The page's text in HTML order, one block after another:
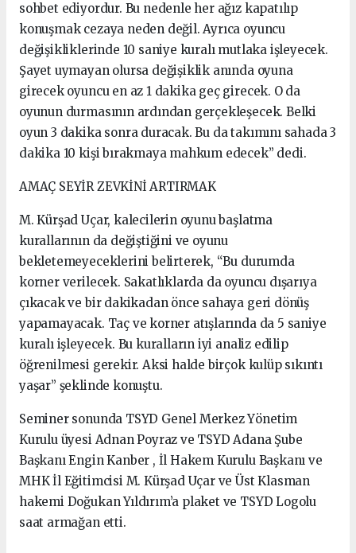
sohbet ediyordur. Bu nedenle her ağız kapatılıp
konuşmak cezaya neden değil. Ayrıca oyuncu
değişikliklerinde 10 saniye kuralı mutlaka işleyecek.
Şayet uymayan olursa değişiklik anında oyuna
girecek oyuncu en az 1 dakika geç girecek. O da
oyunun durmasının ardından gerçekleşecek. Belki
oyun 3 dakika sonra duracak. Bu da takımını sahada 3
dakika 10 kişi bırakmaya mahkum edecek” dedi.
AMAÇ SEYİR ZEVKİNİ ARTIRMAK
M. Kürşad Uçar, kalecilerin oyunu başlatma
kurallarının da değiştiğini ve oyunu
bekletemeyeceklerini belirterek, “Bu durumda
korner verilecek. Sakatlıklarda da oyuncu dışarıya
çıkacak ve bir dakikadan önce sahaya geri dönüş
yapamayacak. Taç ve korner atışlarında da 5 saniye
kuralı işleyecek. Bu kuralların iyi analiz edilip
öğrenilmesi gerekir. Aksi halde birçok kulüp sıkıntı
yaşar” şeklinde konuştu.
Seminer sonunda TSYD Genel Merkez Yönetim
Kurulu üyesi Adnan Poyraz ve TSYD Adana Şube
Başkanı Engin Kanber , İl Hakem Kurulu Başkanı ve
MHK İl Eğitimcisi M. Kürşad Uçar ve Üst Klasman
hakemi Doğukan Yıldırım’a plaket ve TSYD Logolu
saat armağan etti.